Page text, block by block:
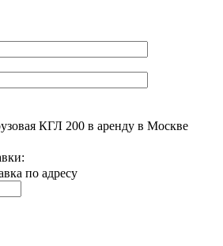
КГЛ 200 в аренду в Москве
по адресу